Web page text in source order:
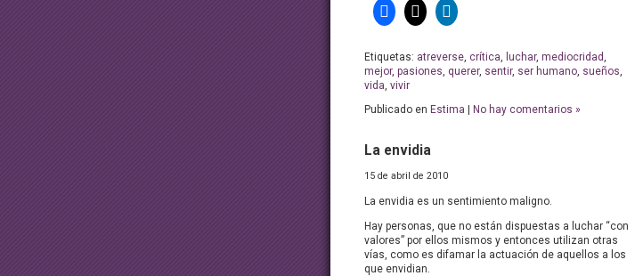
Etiquetas: atreverse, crítica, luchar, mediocridad,
mejor, pasiones, querer, sentir, ser humano, sueños,
vida, vivir
Publicado en Estima No hay comentarios »
La envidia
15 de abril de 2010
La envidia es un sentimiento maligno.
Hay personas, que no están dispuestas a luchar “con
valores” por ellos mismos y entonces utilizan otras
vías, como es difamar la actuación de aquellos a los
que envidian.